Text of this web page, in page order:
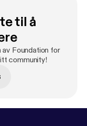
til å
av Foundation for
community!